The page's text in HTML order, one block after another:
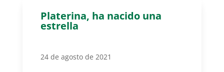
Platerina, ha nacido una
estrella
24 de agosto de 2021